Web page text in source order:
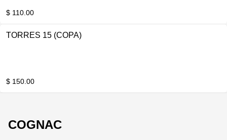
$ 110.00
TORRES 15 (COPA)
$ 150.00
COGNAC